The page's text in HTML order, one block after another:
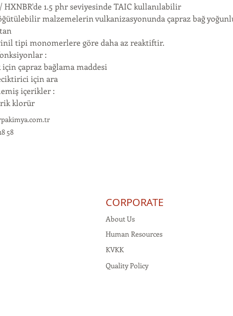
HXNBR'de 1.5 phr seviyesinde TAIC kullanılabilir
malzemelerin vulkanizasyonunda çapraz bağ
tipi monomerlere göre daha az reaktiftir.
:
çapraz bağlama maddesi
için ara
içerikler :
klorür
58
CORPORATE
About Us
Human Resources
KVKK
Quality Policy